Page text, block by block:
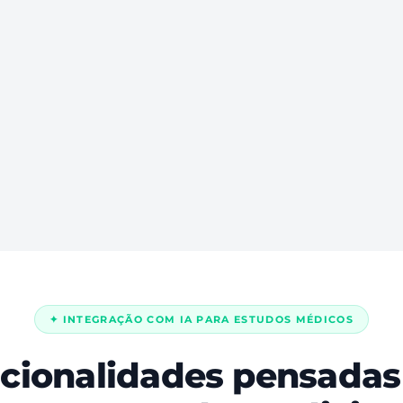
✦ INTEGRAÇÃO COM IA PARA ESTUDOS MÉDICOS